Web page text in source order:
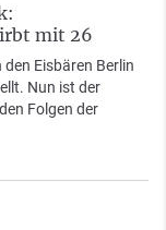
mit 26
Eisbären Berlin
Nun ist der
Folgen der